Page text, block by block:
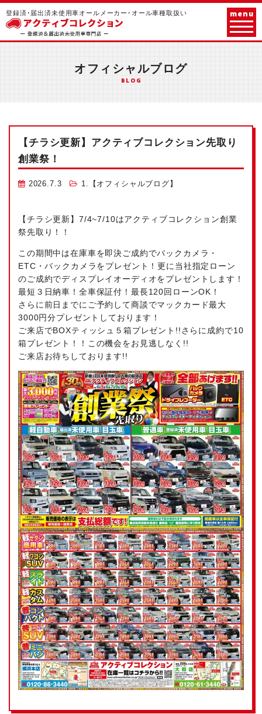
登録済･届出済未使用車オールメーカー･オール車種取扱い menu
オフィシャルブログ
BLOG
【チラシ更新】アクティブコレクション先取り
創業祭！
2026.7.3 1.【オフィシャルブログ】
【チラシ更新】7/4~7/10はアクティブコレクション創業
祭先取り！！
この期間中は在庫車を即決ご成約でバックカメラ・
ETC・バックカメラをプレゼント！更に当社指定ローン
のご成約でディスプレイオーディオをプレゼントします！
最短３日納車！全車保証付！最長120回ローンOK！
さらに前日までにご予約して商談でマックカード最大
3000円分プレゼントしております！
ご来店でBOXティッシュ５箱プレゼント!!さらに成約で10
箱プレゼント！！この機会をお見逃しなく!!
ご来店お待ちしております!!